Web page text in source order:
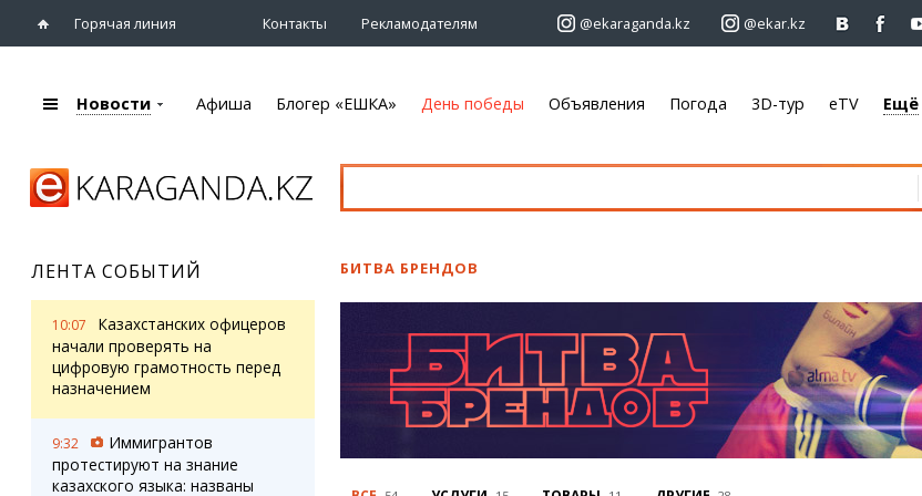
Горячая линия Контакты Рекламодателям @ekaraganda.kz @ekar.kz
Караганды
eTV
Рассылка новостей
Персоны
Интервью
Афиша
Театры
Выставки
Цирк и зоопарк
Объявления
Электроника
Мебель
Блогер «ЕШКА»
Лента блогера
Новости Афиша Блогер «ЕШКА» День победы Объявления Погода 3D-тур eTV Ещё
ЛЕНТА СОБЫТИЙ
10:07
Казахстанских офицеров
начали проверять на
цифровую грамотность перед
назначением
9:32
Иммигрантов
протестируют на знание
казахского языка: названы
БИТВА БРЕНДОВ